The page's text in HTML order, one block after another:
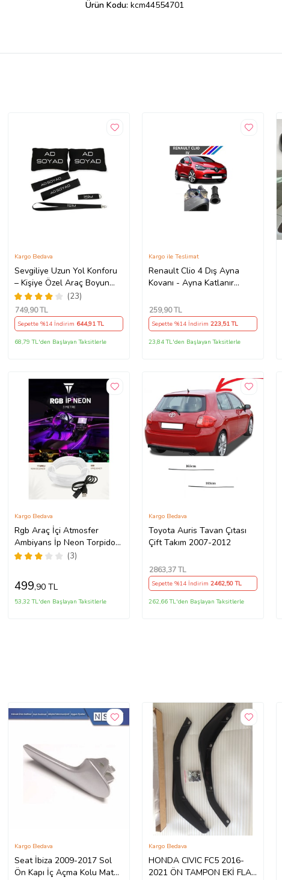
Ürün Kodu: kcm44554701
Sevgiliye Uzun Yol Konforu
– Kişiye Özel Araç Boyun
Yastığı & Kemer Pedi Hediye
Seti
(23)
Kargo Bedava
749,90 TL
Sepette %14 İndirim 644,91 TL
68,79 TL'den Başlayan Taksitlerle
Renault Clio 4 Dış Ayna
Kovanı - Ayna Katlanır
490307706 M3625
Kargo ile Teslimat
259,90 TL
Sepette %14 İndirim 223,51 TL
23,84 TL'den Başlayan Taksitlerle
Rgb Araç İçi Atmosfer
Ambiyans İp Neon Torpido
Led 3 Metre USB Girişli
(3)
Kargo Bedava
499,90 TL
53,32 TL'den Başlayan Taksitlerle
Toyota Auris Tavan Çıtası
Çift Takım 2007-2012
Kargo Bedava
2863,37 TL
Sepette %14 İndirim 2462,50 TL
262,66 TL'den Başlayan Taksitlerle
Seat İbiza 2009-2017 Sol
Ön Kapı İç Açma Kolu Mat
Kargo Bedava
HONDA CIVIC FC5 2016-
2021 ÖN TAMPON EKİ FLAP
Kargo Bedava